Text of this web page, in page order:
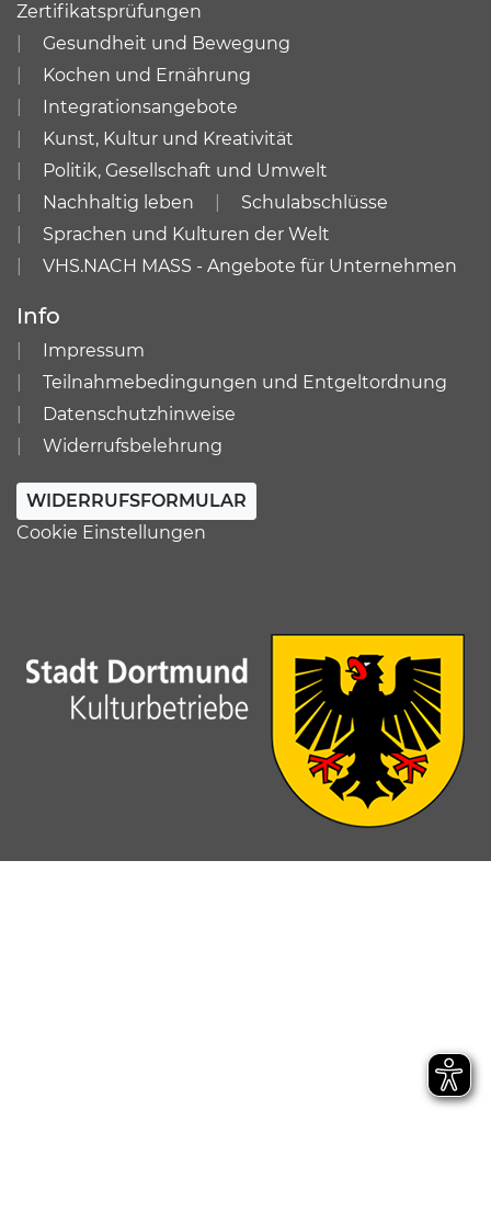
Zertifikatsprüfungen
Gesundheit und Bewegung
Kochen und Ernährung
Integrationsangebote
Kunst, Kultur und Kreativität
Politik, Gesellschaft und Umwelt
Nachhaltig leben
Schulabschlüsse
Sprachen und Kulturen der Welt
VHS.NACH MASS - Angebote für Unternehmen
Info
Impressum
Teilnahmebedingungen und Entgeltordnung
Datenschutzhinweise
Widerrufsbelehrung
WIDERRUFSFORMULAR
Cookie Einstellungen